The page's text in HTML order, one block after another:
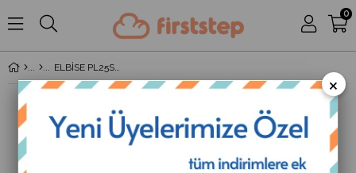
0
ELBİSE PL25SCM263090125-SARI-PL25
×